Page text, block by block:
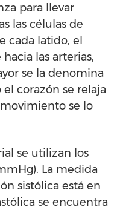
para llevar
las células de
cada latido, el
las arterias,
se la denomina
corazón se relaja
se lo
se utilizan los
La medida
sistólica está en
se encuentra